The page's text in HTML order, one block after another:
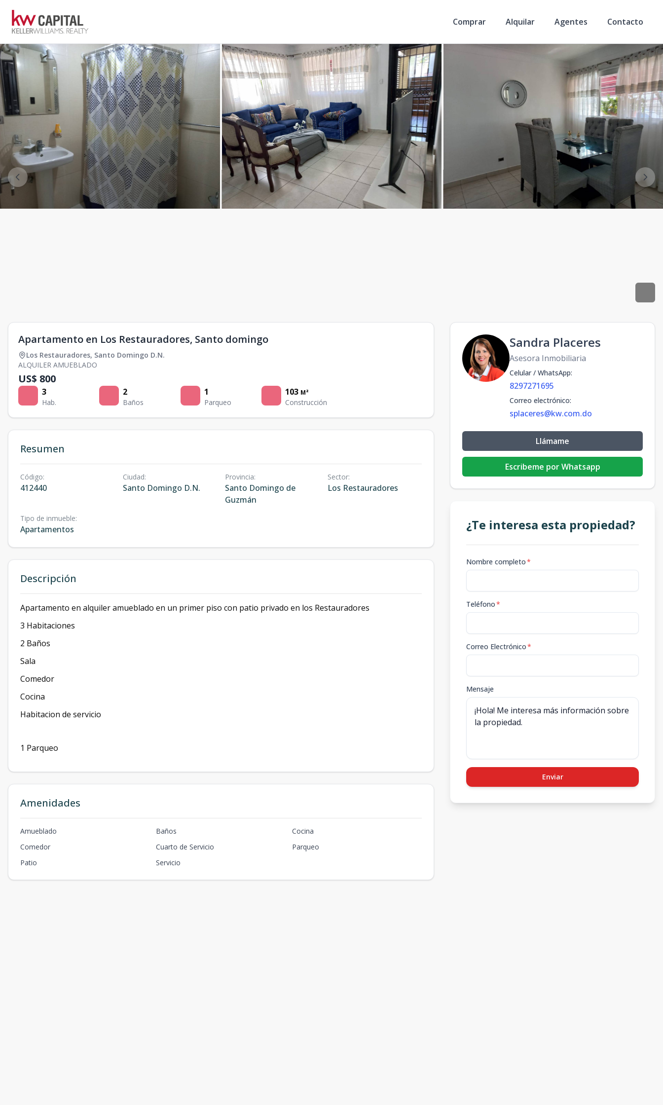
Comprar Alquilar Agentes Contacto
Apartamento en Los Restauradores, Santo domingo
Los Restauradores, Santo Domingo D.N.
ALQUILER AMUEBLADO
US$ 800
3
Hab.
2
Baños
1
Parqueo
103 M²
Construcción
Resumen
Código:
412440
Ciudad:
Santo Domingo D.N.
Provincia:
Santo Domingo de
Guzmán
Sector:
Los Restauradores
Tipo de inmueble:
Apartamentos
Descripción
Apartamento en alquiler amueblado en un primer piso con patio privado en los Restauradores
3 Habitaciones
2 Baños
Sala
Comedor
Cocina
Habitacion de servicio
1 Parqueo
Amenidades
Amueblado Baños
Cocina
Comedor
Cuarto de Servicio
Parqueo
Patio
Servicio
Sandra Placeres
Asesora Inmobiliaria
Celular / WhatsApp:
8297271695
Correo electrónico:
splaceres@kw.com.do
Llámame
Escribeme por Whatsapp
¿Te interesa esta propiedad?
Nombre completo*
Teléfono*
Correo Electrónico*
Mensaje
Enviar